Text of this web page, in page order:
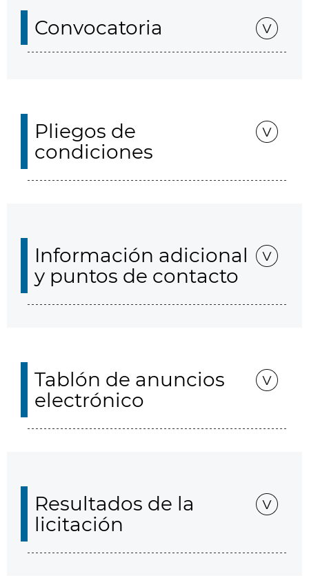
Convocatoria
Pliegos de
condiciones
Información adicional
y puntos de contacto
Tablón de anuncios
electrónico
Resultados de la
licitación